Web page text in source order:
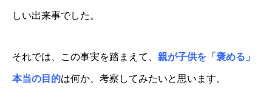
しい出来事でした。
それでは、この事実を踏まえて、 親が子供を「褒める」
本当の目的は何か、考察してみたいと思います。